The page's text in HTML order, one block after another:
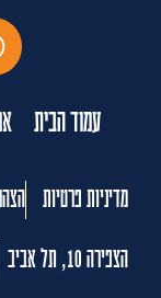
עמוד הבית
מדיניות פרטיות
הצפירה 10, תל אביב